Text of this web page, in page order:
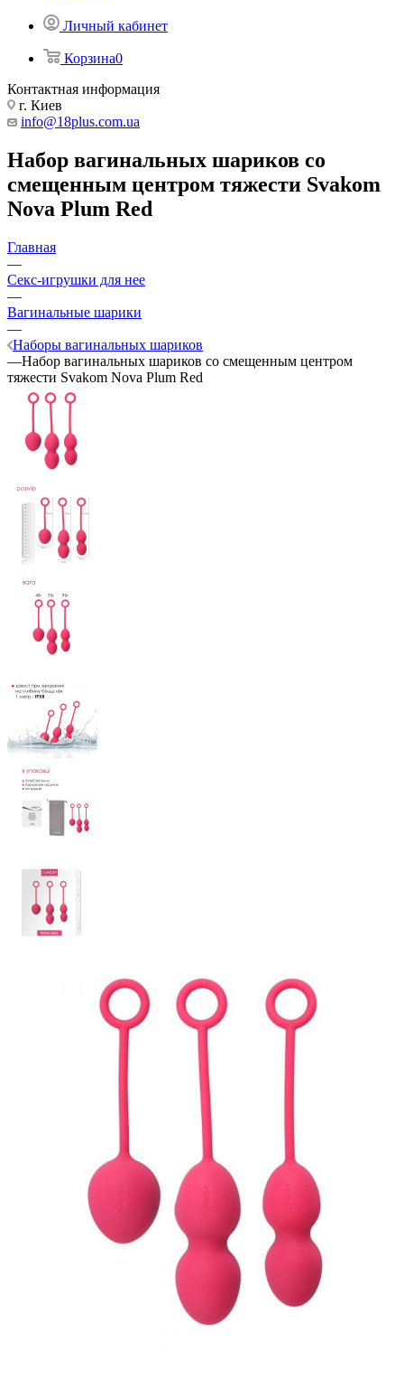
Личный кабинет
Корзина0
Контактная информация
г. Киев
info@18plus.com.ua
Набор вагинальных шариков со
смещенным центром тяжести Svakom
Nova Plum Red
Главная
—
Секс-игрушки для нее
—
Вагинальные шарики
—
Наборы вагинальных шариков
—Набор вагинальных шариков со смещенным центром
тяжести Svakom Nova Plum Red